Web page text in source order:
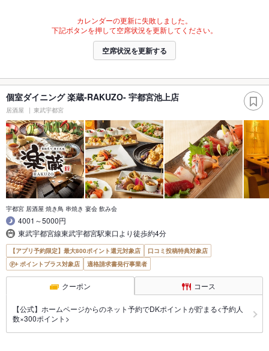
カレンダーの更新に失敗しました。
下記ボタンを押して空席状況を更新してください。
空席状況を更新する
個室ダイニング 楽蔵‐RAKUZO‐ 宇都宮池上店
居酒屋 東武宇都宮
宇都宮 居酒屋 焼き鳥 串焼き 宴会 飲み会
4001～5000円
東武宇都宮線東武宇都宮駅東口より徒歩約4分
【アプリ予約限定】最大800ポイント還元対象店
口コミ投稿特典対象店
ポイントプラス対象店
適格請求書発行事業者
クーポン コース
【公式】ホームページからのネット予約でDKポイントが貯まる<予約人
数×300ポイント>